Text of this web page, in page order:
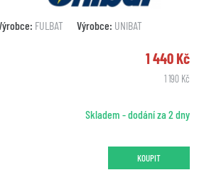
FULBAT Výrobce: UNIBAT
1 440 Kč
1 190 Kč
Skladem - dodání za 2 dny
KOUPIT